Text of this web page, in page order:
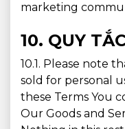
marketing
10. QUY
10.1. Please note
sold for personal
these Terms You
Our Goods and